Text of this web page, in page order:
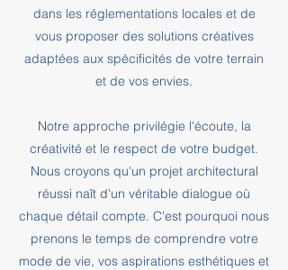
dans les réglementations locales et de
vous proposer des solutions créatives
adaptées aux spécificités de votre terrain
et de vos envies.
Notre approche privilégie l'écoute, la
créativité et le respect de votre budget.
Nous croyons qu'un projet architectural
réussi naît d'un véritable dialogue où
chaque détail compte. C'est pourquoi nous
prenons le temps de comprendre votre
mode de vie, vos aspirations esthétiques et